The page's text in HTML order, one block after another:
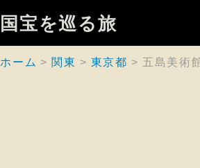
国宝を巡る旅
ホーム 関東 東京都 五島美術